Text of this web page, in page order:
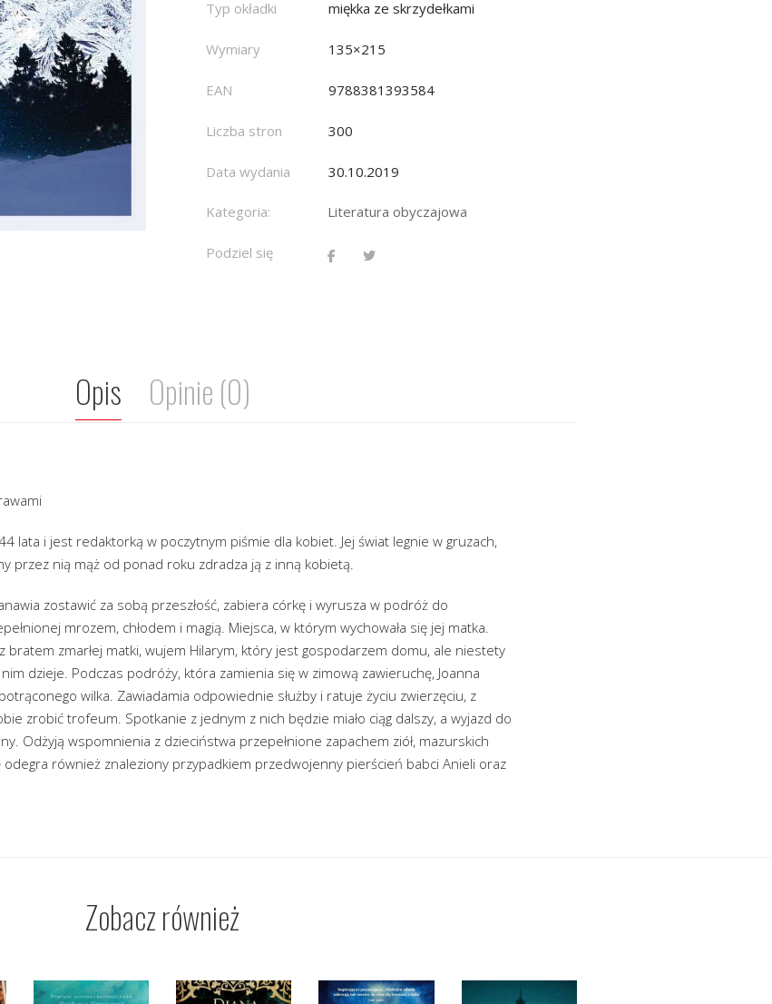
Typ okładki miękka ze skrzydełkami
Wymiary 135×215
EAN 9788381393584
Liczba stron 300
Data wydania 30.10.2019
Kategoria: Literatura obyczajowa
Podziel się
Opis Opinie (0)
lata i jest redaktorką w poczytnym piśmie dla kobiet. Jej świat legnie w gruzach,
przez nią mąż od ponad roku zdradza ją z inną kobietą.
zostawić za sobą przeszłość, zabiera córkę i wyrusza w podróż do
mrozem, chłodem i magią. Miejsca, w którym wychowała się jej matka.
bratem zmarłej matki, wujem Hilarym, który jest gospodarzem domu, ale niestety
dzieje. Podczas podróży, która zamienia się w zimową zawieruchę, Joanna
wilka. Zawiadamia odpowiednie służby i ratuje życiu zwierzęciu, z
zrobić trofeum. Spotkanie z jednym z nich będzie miało ciąg dalszy, a wyjazd do
Odżyją wspomnienia z dzieciństwa przepełnione zapachem ziół, mazurskich
odegra również znaleziony przypadkiem przedwojenny pierścień babci Anieli oraz
Zobacz również